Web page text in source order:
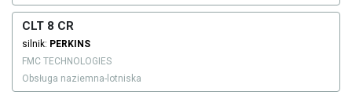
CLT 8 CR
silnik: PERKINS
FMC TECHNOLOGIES
Obsługa naziemna-lotniska